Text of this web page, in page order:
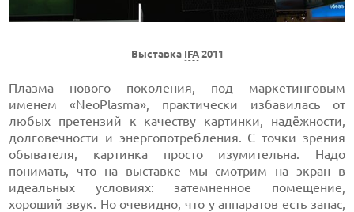
Выставка IFA2011
Плазма нового поколения, под маркетинговым
именем «NeoPlasma», практически избавилась от
любых претензий к качеству картинки, надёжности,
долговечности и энергопотребления. С точки зрения
обывателя, картинка просто изумительна. Надо
понимать, что на выставке мы смотрим на экран в
идеальных условиях: затемненное помещение,
хороший звук. Но очевидно, что у аппаратов есть запас,